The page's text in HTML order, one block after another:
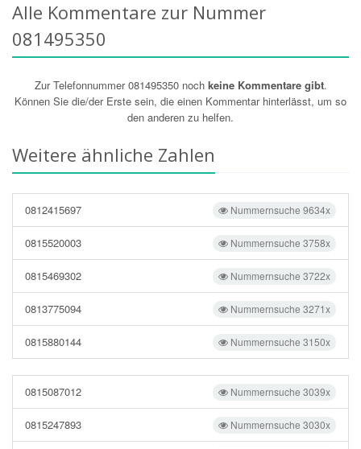
Alle Kommentare zur Nummer
081495350
Zur Telefonnummer 081495350 noch keine Kommentare gibt.
Können Sie die/der Erste sein, die einen Kommentar hinterlässt, um so
den anderen zu helfen.
Weitere ähnliche Zahlen
Nummernsuche 9634x
0812415697
Nummernsuche 3758x
0815520003
Nummernsuche 3722x
0815469302
Nummernsuche 3271x
0813775094
Nummernsuche 3150x
0815880144
Nummernsuche 3039x
0815087012
Nummernsuche 3030x
0815247893